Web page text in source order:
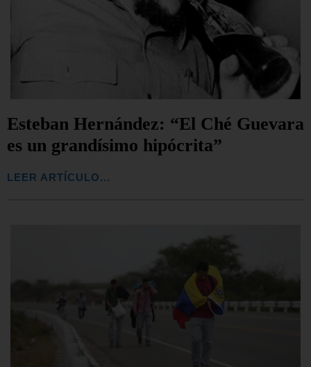
Esteban Hernández: “El Ché Guevara
es un grandísimo hipócrita”
LEER ARTÍCULO...